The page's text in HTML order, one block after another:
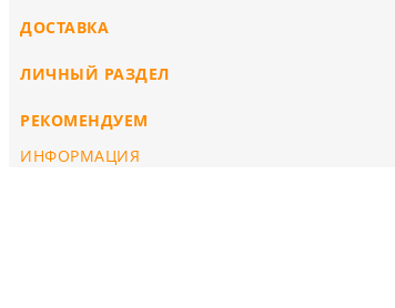
ДОСТАВКА
ЛИЧНЫЙ РАЗДЕЛ
РЕКОМЕНДУЕМ
ИНФОРМАЦИЯ